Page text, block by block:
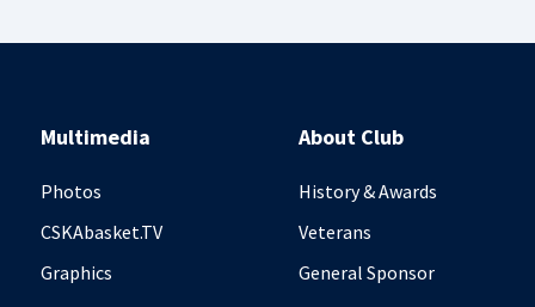
Multimedia
Photos
CSKAbasket.TV
Graphics
About Club
History & Awards
Veterans
General Sponsor